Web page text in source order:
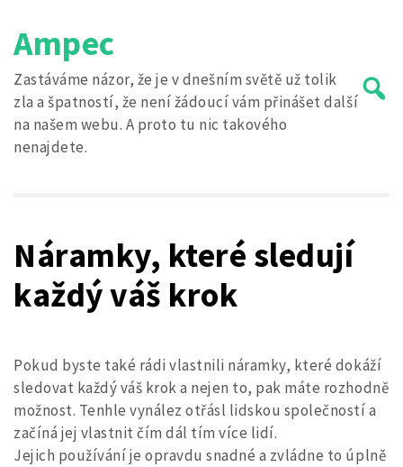
to
content
Ampec
Zastáváme názor, že je v dnešním světě už tolik
zla a špatností, že není žádoucí vám přinášet další
na našem webu. A proto tu nic takového
nenajdete.
Náramky, které sledují
každý váš krok
Pokud byste také rádi vlastnili náramky, které dokáží
sledovat každý váš kroka nejen to, pak máte rozhodně
možnost. Tenhle vynález otřásl lidskou společností a
začíná jej vlastnit čím dál tím více lidí.
Jejich používání je opravdu snadné a zvládne to úplně